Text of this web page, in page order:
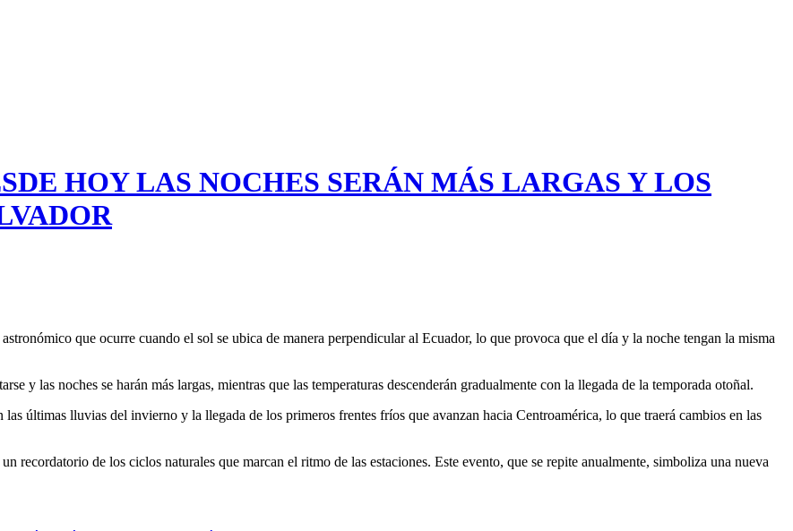
HOY LAS NOCHES SERÁN MÁS LARGAS Y LOS
que ocurre cuando el sol se ubica de manera perpendicular al Ecuador, lo que provoca que el día y la noche tengan la misma
y las noches se harán más largas, mientras que las temperaturas descenderán gradualmente con la llegada de la temporada otoñal.
últimas lluvias del invierno y la llegada de los primeros frentes fríos que avanzan hacia Centroamérica, lo que traerá cambios en las
recordatorio de los ciclos naturales que marcan el ritmo de las estaciones. Este evento, que se repite anualmente, simboliza una nueva